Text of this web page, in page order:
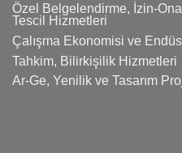
Özel Belgelendirme, İzin-
Tescil Hizmetleri
Çalışma Ekonomisi ve
Tahkim, Bilirkişilik Hizmetleri
Ar-Ge, Yenilik ve Tasarım